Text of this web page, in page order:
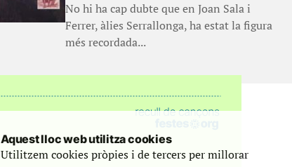
No hi ha cap dubte que en Joan Sala i
Ferrer, àlies Serrallonga, ha estat la figura
més recordada...
Aquest lloc web utilitza cookies
Utilitzem cookies pròpies i de tercers per millorar